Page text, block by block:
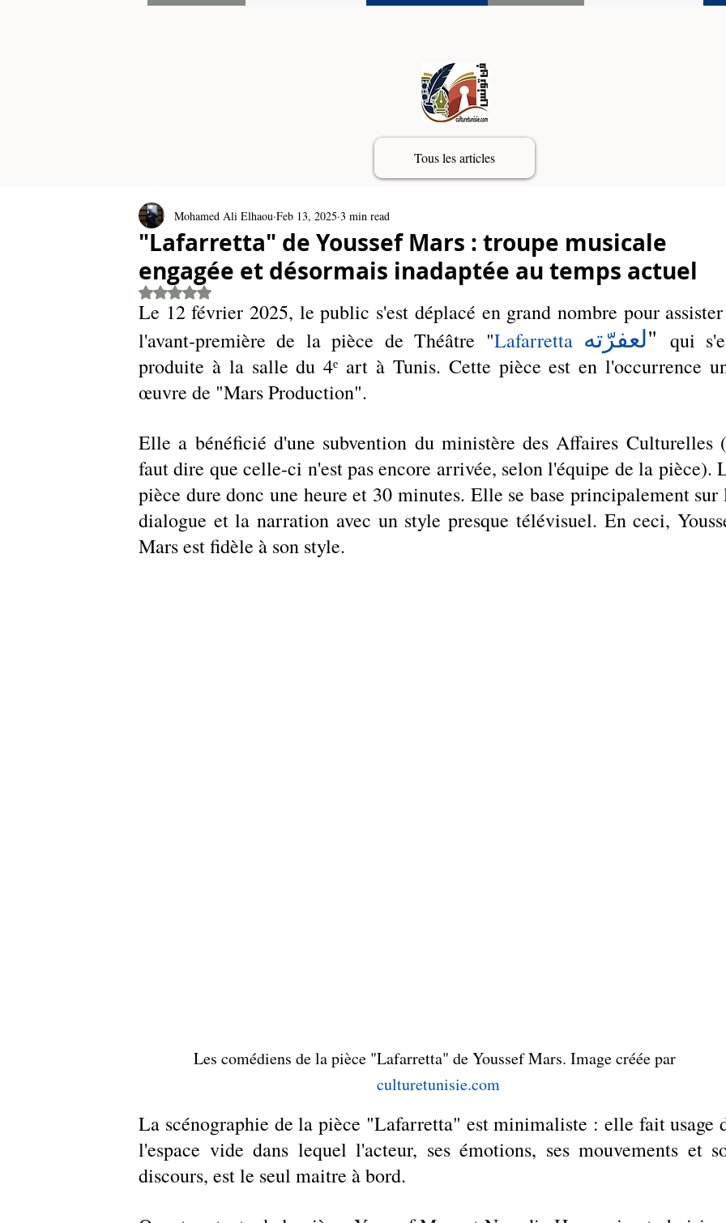
Tous les articles
"Lafarretta" de Youssef Mars : troupe musicale
engagée et désormais inadaptée au temps actuel
Mohamed Ali Elhaou Feb 13, 2025 3 min read
Rated NaN out of 5 stars.
Le 12 février 2025, le public s'est déplacé en grand nombre pour
l'avant-première de la pièce de Théâtre "Lafarretta لعفرّته" qui
produite à la salle du 4ᵉ art à Tunis. Cette pièce est en l'occurrence
œuvre de "Mars Production".
Elle a bénéficié d'une subvention du ministère des Affaires Culturelles
faut dire que celle-ci n'est pas encore arrivée, selon l'équipe de la pièce).
pièce dure donc une heure et 30 minutes. Elle se base principalement sur
dialogue et la narration avec un style presque télévisuel. En ceci,
Mars est fidèle à son style.
Les comédiens de la pièce "Lafarretta" de Youssef Mars. Image créée par
culturetunisie.com
La scénographie de la pièce "Lafarretta" est minimaliste : elle fait usage
l'espace vide dans lequel l'acteur, ses émotions, ses mouvements et
discours, est le seul maitre à bord.